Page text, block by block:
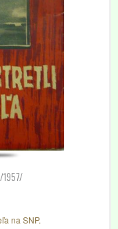
/1957/
na SNP.